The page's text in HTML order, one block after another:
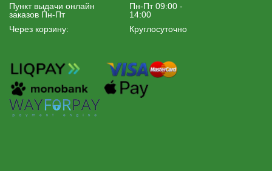
Пункт выдачи онлайн
заказов Пн-Пт
Пн-Пт 09:00 -
14:00
Через корзину:
Круглосуточно